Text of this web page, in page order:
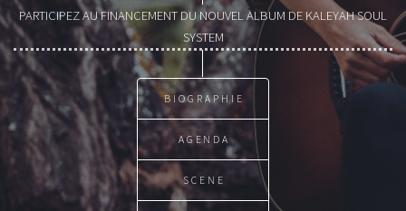
PARTICIPEZ AU FINANCEMENT DU NOUVEL ALBUM DE KALEYAH SOUL
SYSTEM
BIOGRAPHIE
AGENDA
SCENE